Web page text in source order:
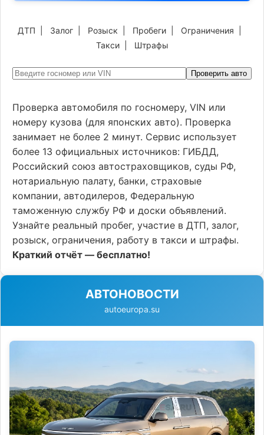
ДТП Залог Розыск Пробеги Ограничения
Такси| Штрафы
Проверить авто
Проверка автомобиля по госномеру, VIN или
номеру кузова (для японских авто). Проверка
занимает не более 2 минут. Сервис использует
более 13 официальных источников: ГИБДД,
Российский союз автостраховщиков, суды РФ,
нотариальную палату, банки, страховые
компании, автодилеров, Федеральную
таможенную службу РФ и доски объявлений.
Узнайте реальный пробег, участие в ДТП, залог,
розыск, ограничения, работу в такси и штрафы.
Краткий отчёт — бесплатно!
АВТОНОВОСТИ
autoeuropa.su